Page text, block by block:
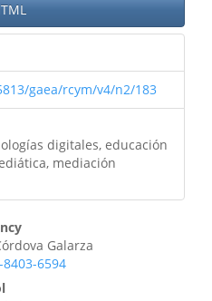
gaea/rcym/v4/n2/183
digitales, educación
mediación
Galarza
6594